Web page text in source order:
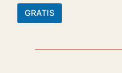
GRATIS